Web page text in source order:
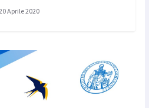
Aprile 2020